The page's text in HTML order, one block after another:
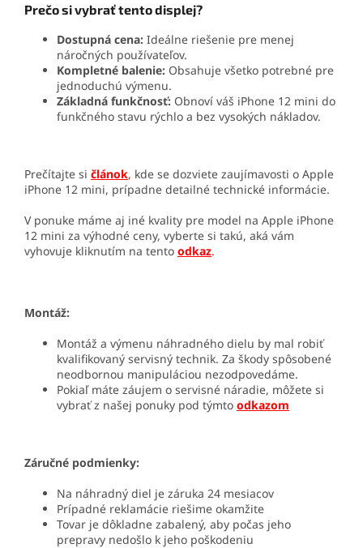
Prečo si vybrať tento displej?
Dostupná cena: Ideálne riešenie pre menej
náročných používateľov.
Kompletné balenie: Obsahuje všetko potrebné pre
jednoduchú výmenu.
Základná funkčnosť: Obnoví váš iPhone 12 mini do
funkčného stavu rýchlo a bez vysokých nákladov.
Prečítajte si článok, kde se dozviete zaujímavosti o Apple
iPhone 12 mini, prípadne detailné technické informácie.
V ponuke máme aj iné kvality pre model na Apple iPhone
12 mini za výhodné ceny, vyberte si takú, aká vám
vyhovuje kliknutím na tento odkaz.
Montáž:
Montáž a výmenu náhradného dielu by mal robiť
kvalifikovaný servisný technik. Za škody spôsobené
neodbornou manipuláciou nezodpovedáme.
Pokiaľ máte záujem o servisné náradie, môžete si
vybrať z našej ponuky pod týmto odkazom
Záručné podmienky:
Na náhradný diel je záruka 24 mesiacov
Prípadné reklamácie riešime okamžite
Tovar je dôkladne zabalený, aby počas jeho
prepravy nedošlo k jeho poškodeniu